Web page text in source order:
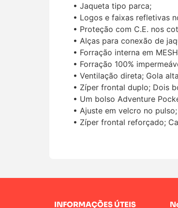
• Jaqueta tipo parca;
• Logos e faixas refletivas
• Proteção com C.E. nos
• Alças para conexão de
• Forração interna em
• Forração 100%
• Ventilação direta; Gola
• Zíper frontal duplo; Dois
• Um bolso Adventure
• Ajuste em velcro no
• Zíper frontal reforçado;
INFORMAÇÕES ÚTEIS